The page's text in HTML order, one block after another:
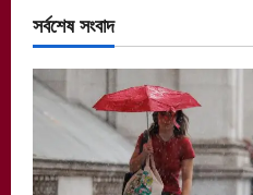
সর্বশেষ সংবাদ